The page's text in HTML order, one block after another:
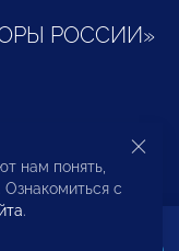
РОССИИ»
и
нам понять,
Ознакомиться с
.